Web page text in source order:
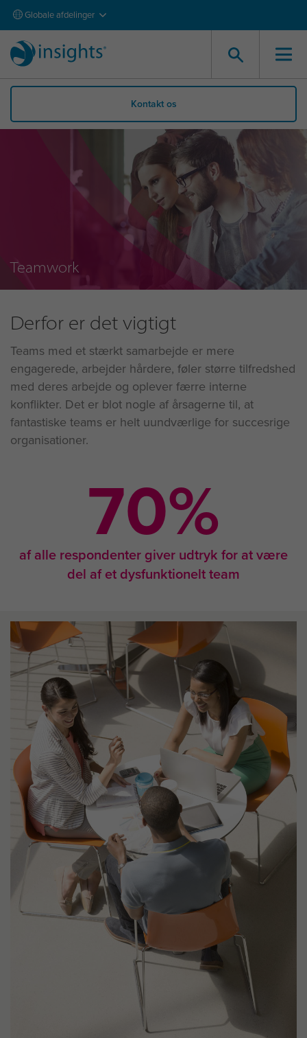
Globale afdelinger
Kontakt os
Teamwork
Derfor er det vigtigt
Teams med et stærkt samarbejde er mere
engagerede, arbejder hårdere, føler større tilfredshed
med deres arbejde og oplever færre interne
konflikter. Det er blot nogle af årsagerne til, at
fantastiske teams er helt uundværlige for succesrige
organisationer.
70%
af alle respondenter giver udtryk for at være
del af et dysfunktionelt team